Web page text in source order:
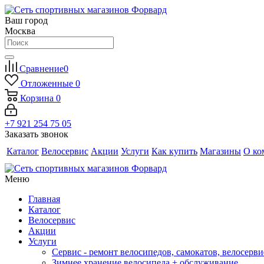
Ваш город
Москва
Сравнение0
Отложенные 0
Корзина 0
+7 921 254 75 05
Заказать звонок
Каталог Велосервис Акции Услуги Как купить Магазины О
Меню
Главная
Каталог
Велосервис
Акции
Услуги
Сервис - ремонт велосипедов, самокатов,